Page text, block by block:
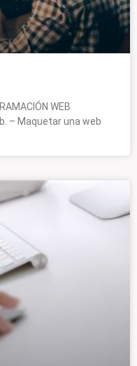
WEB
– Maquetar una web